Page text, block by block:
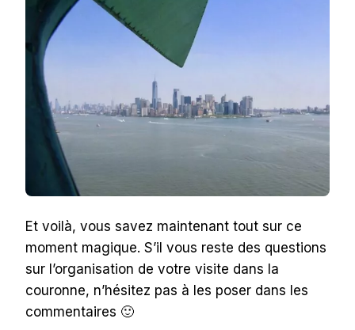
Et voilà, vous savez maintenant tout sur ce
moment magique. S’il vous reste des questions
sur l’organisation de votre visite dans la
couronne, n’hésitez pas à les poser dans les
commentaires 🙂